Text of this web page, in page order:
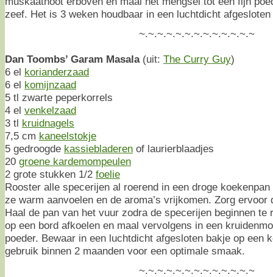
zeef. Het is 3 weken houdbaar in een luchtdicht
~.~.~.~.~.~.~.~.~.~.~.~.~
Dan Toombs’ Garam Masala(uit: The Curry Guy)
6 el korianderzaad
6 el komijnzaad
5 tl zwarte peperkorrels
4 el venkelzaad
3 tl kruidnagels
7,5 cm kaneelstokje
5 gedroogde kassiebladeren of laurierblaadjes
20 groene kardemompeulen
2 grote stukken 1/2 foelie
Rooster alle specerijen al roerend in een droge
ze warm aanvoelen en de aroma’s vrijkomen. Zorg
Haal de pan van het vuur zodra de specerijen beginnen te
op een bord afkoelen en maal vervolgens in een
poeder. Bewaar in een luchtdicht afgesloten bakje op een
gebruik binnen 2 maanden voor een optimale smaak.
~.~.~.~.~.~.~.~.~.~.~.~.~